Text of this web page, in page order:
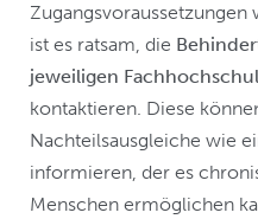
ist es ratsam, die
jeweiligen
kontaktieren. Diese
Nachteilsausgleiche wie
informieren, der es
Menschen ermöglichen